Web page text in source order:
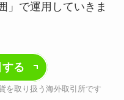
」で運用していきま
る
を取り扱う海外取引所です